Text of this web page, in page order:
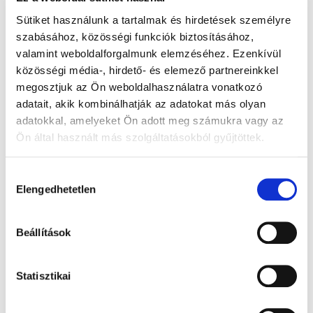
Sütiket használunk a tartalmak és hirdetések személyre
szabásához, közösségi funkciók biztosításához,
valamint weboldalforgalmunk elemzéséhez. Ezenkívül
közösségi média-, hirdető- és elemező partnereinkkel
megosztjuk az Ön weboldalhasználatra vonatkozó
adatait, akik kombinálhatják az adatokat más olyan
adatokkal, amelyeket Ön adott meg számukra vagy az
Ön által használt más szolgáltatásokból gyűjtöttek.
kiválasztása
Elengedhetetlen
Beállítások
Statisztikai
2 430 Ft
Kosárba Kosárba
Sárgabarack banánnal
vajtökből és sárgarépából